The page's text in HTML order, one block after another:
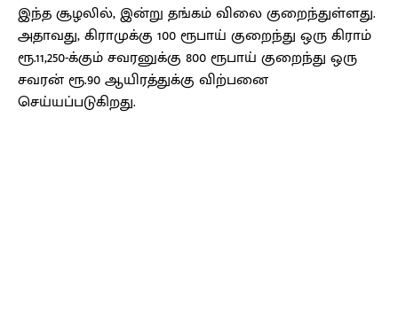
இந்த சூழலில், இன்று தங்கம் விலை குறைந்துள்ளது.
அதாவது, கிராமுக்கு 100 ரூபாய் குறைந்து ஒரு கிராம்
ரூ.11,250-க்கும் சவரனுக்கு 800 ரூபாய் குறைந்து ஒரு
சவரன் ரூ.90 ஆயிரத்துக்கு விற்பனை
செய்யப்படுகிறது.